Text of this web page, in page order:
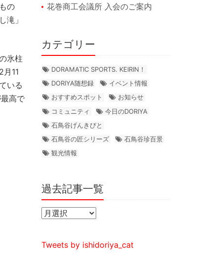
の
滝」
氷柱
11
いる
高で
花巻商工会議所 入会のご案内
カテゴリー
DORAMATIC SPORTS. KEIRIN！
DORIYA随想録
イベント情報
おすすめスポット
お知らせ
コミュニティ
今日のDORIYA
石鳥谷げんきびと
石鳥谷の匠シリーズ
石鳥谷珍百景
観光情報
過去記事一覧
Tweets by ishidoriya_cat